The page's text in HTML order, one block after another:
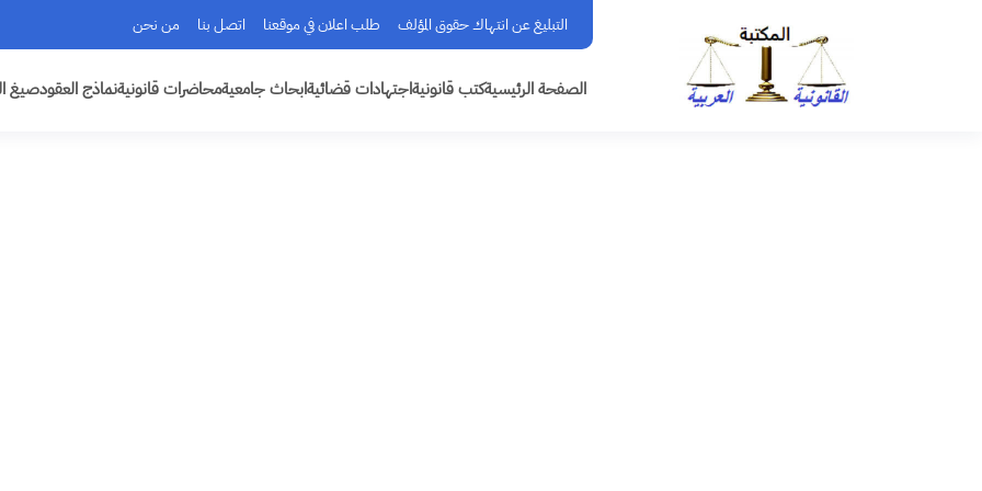
التبليغ عن انتهاك حقوق المؤلف طلب اعلان في موقعنا اتصل بنا من نحن
الصفحة الرئيسيةكتب قانونيةاجتهادات قضائيةابحاث جامعيةمحاضرات قانونيةنماذج العقودصيغ